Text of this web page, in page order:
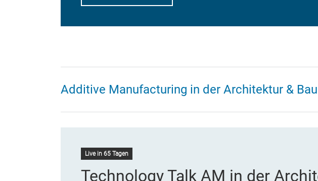
Additive Manufacturing in der Architektur &
Live in 65 Tagen
Technology Talk AM in der